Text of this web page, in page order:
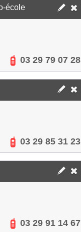
école
03 29 79 07 28
03 29 85 31 23
03 29 91 14 67